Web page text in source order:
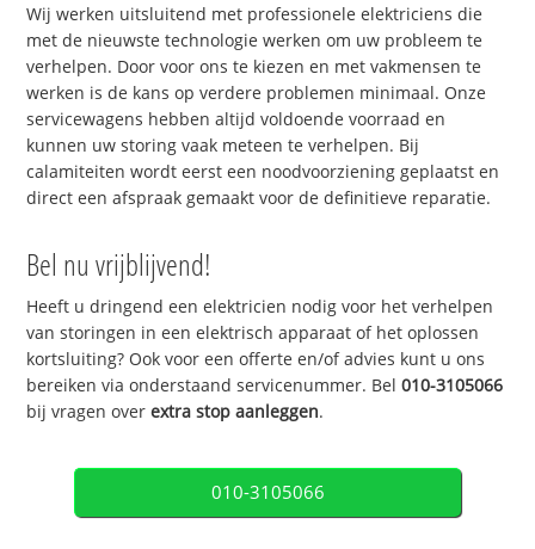
Wij werken uitsluitend met professionele elektriciens die
met de nieuwste technologie werken om uw probleem te
verhelpen. Door voor ons te kiezen en met vakmensen te
werken is de kans op verdere problemen minimaal. Onze
servicewagens hebben altijd voldoende voorraad en
kunnen uw storing vaak meteen te verhelpen. Bij
calamiteiten wordt eerst een noodvoorziening geplaatst en
direct een afspraak gemaakt voor de definitieve reparatie.
Bel nu vrijblijvend!
Heeft u dringend een elektricien nodig voor het verhelpen
van storingen in een elektrisch apparaat of het oplossen
kortsluiting? Ook voor een offerte en/of advies kunt u ons
bereiken via onderstaand servicenummer. Bel010-3105066
bij vragen overextra stop aanleggen.
010-3105066